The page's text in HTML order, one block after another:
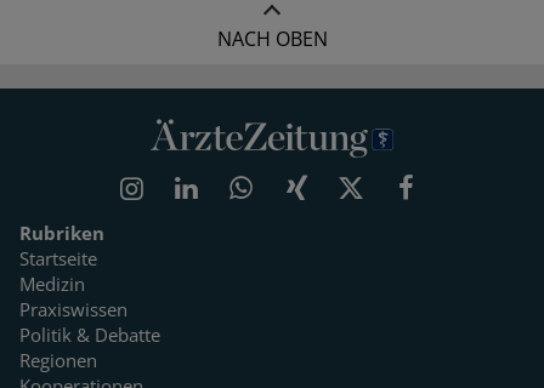
NACH OBEN
Rubriken
Startseite
Medizin
Praxiswissen
Politik & Debatte
Regionen